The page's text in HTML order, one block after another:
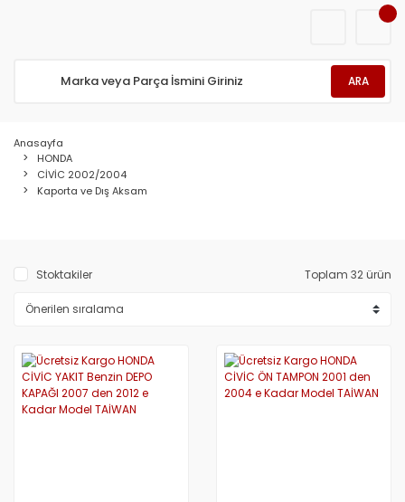
ARA
Anasayfa
HONDA
CİVİC 2002/2004
Kaporta ve Dış Aksam
Stoktakiler Toplam 32 ürün